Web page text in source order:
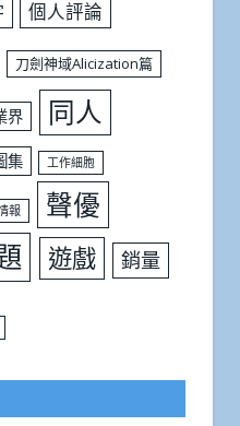
個人評論
刀劍神域Alicization篇
界 同人
集 工作細胞
報 聲優
遊戲 銷量